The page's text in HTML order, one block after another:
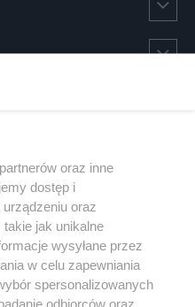
oraz inne
dostęp i
oraz
jak unikalne
wysyłane przez
w celu zapewniania
spersonalizowanych
odbiorców oraz